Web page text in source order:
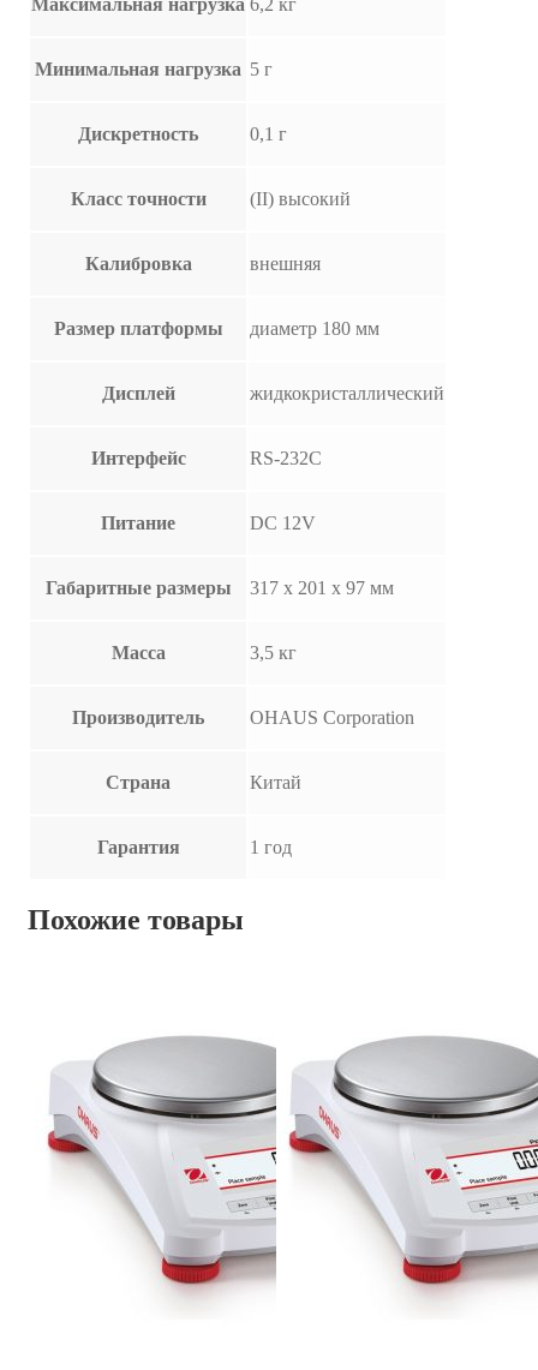
Минимальная нагрузка 5 г
Дискретность 0,1 г
Класс точности (II) высокий
Калибровка внешняя
Размер платформы диаметр 180 мм
Дисплей жидкокристаллический
Интерфейс RS-232C
Питание DC 12V
Габаритные размеры 317 х 201 х 97 мм
Масса 3,5 кг
Производитель OHAUS Corporation
Страна Китай
Гарантия 1 год
Похожие товары